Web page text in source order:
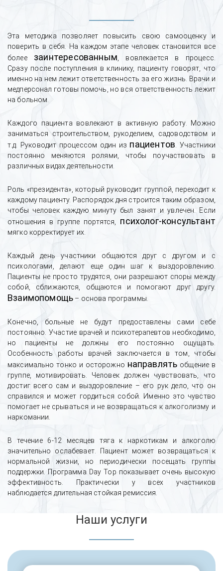
Эта методика позволяет повысить свою самооценку и
поверить в себя. На каждом этапе человек становится все
более заинтересованным , вовлекается в процесс.
Сразу после поступления в клинику, пациенту говорят, что
именно на нем лежит ответственность за его жизнь. Врачи и
медперсонал готовы помочь, но вся ответственность лежит
на больном.
Каждого пациента вовлекают в активную работу. Можно
заниматься строительством, рукоделием, садоводством и
т.д. Руководит процессом один из пациентов . Участники
постоянно меняются ролями, чтобы поучаствовать в
различных видах деятельности.
Роль «президента», который руководит группой, переходит к
каждому пациенту. Распорядок дня строится таким образом,
чтобы человек каждую минуту был занят и увлечен. Если
отношения в группе портятся, психолог-консультант
мягко корректирует их.
Каждый день участники общаются друг с другом и с
психологами, делают еще один шаг к выздоровлению.
Пациенты не просто трудятся, они разрешают споры между
собой, сближаются, общаются и помогают друг другу.
Взаимопомощь – основа программы.
Конечно, больные не будут предоставлены сами себе
постоянно. Участие врачей и психотерапевтов необходимо,
но пациенты не должны его постоянно ощущать.
Особенность работы врачей заключается в том, чтобы
максимально тонко и осторожно направлять общение в
группе, мотивировать. Человек должен чувствовать, что
достиг всего сам и выздоровление – его рук дело, что он
справился и может гордиться собой. Именно это чувство
помогает не срываться и не возвращаться к алкоголизму и
наркомании.
В течение 6-12 месяцев тяга к наркотикам и алкоголю
значительно ослабевает. Пациент может возвращаться к
нормальной жизни, но периодически посещать группы
поддержки. Программа Day Top показывает очень высокую
эффективность. Практически у всех участников
наблюдается длительная стойкая ремиссия.
Наши услуги